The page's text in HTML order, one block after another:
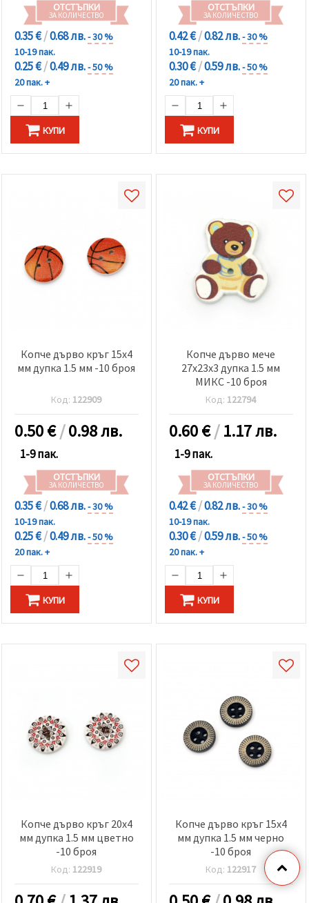
ОТСТЪПКИ
ЗА КОЛИЧЕСТВО
0.35 €/0.68 лв.- 30 %
10-19 пак.
0.25 €/0.49 лв.- 50 %
20 пак. +
КУПИ
ОТСТЪПКИ
ЗА КОЛИЧЕСТВО
0.42 €/0.82 лв.- 30 %
10-19 пак.
0.30 €/0.59 лв.- 50 %
20 пак. +
КУПИ
Копче дърво кръг 15x4
мм дупка 1.5 мм -10 броя
Код: 122909
0.50€/0.98 лв.
1-9 пак.
ОТСТЪПКИ
ЗА КОЛИЧЕСТВО
0.35 €/0.68 лв.- 30 %
10-19 пак.
0.25 €/0.49 лв.- 50 %
20 пак. +
КУПИ
Копче дърво мече
27x23x3 дупка 1.5 мм
МИКС -10 броя
Код: 122794
0.60€/1.17 лв.
1-9 пак.
ОТСТЪПКИ
ЗА КОЛИЧЕСТВО
0.42 €/0.82 лв.- 30 %
10-19 пак.
0.30 €/0.59 лв.- 50 %
20 пак. +
КУПИ
Копче дърво кръг 20x4
мм дупка 1.5 мм цветно
-10 броя
Код: 122919
Копче дърво кръг 15x4
мм дупка 1.5 мм черно
-10 броя
Код: 122917